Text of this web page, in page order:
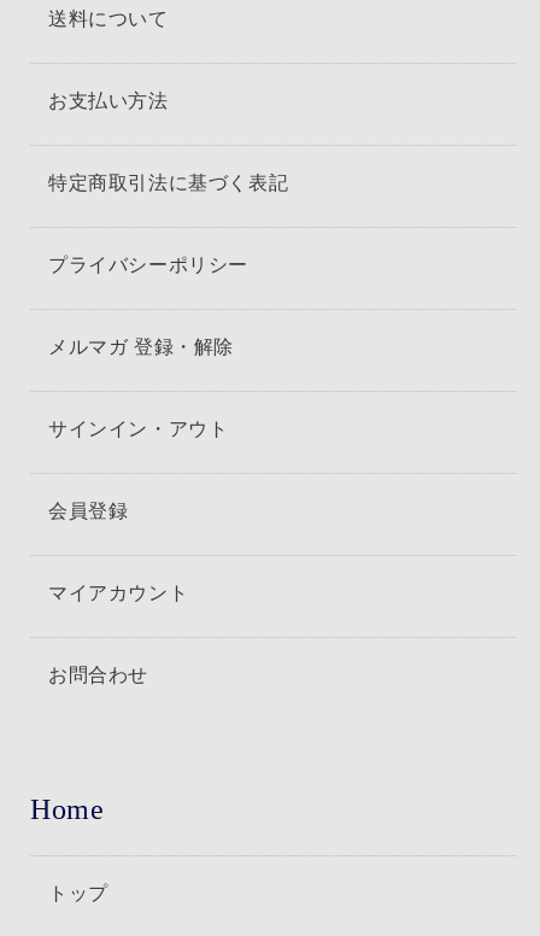
送料について
お支払い方法
特定商取引法に基づく表記
プライバシーポリシー
メルマガ 登録・解除
サインイン・アウト
会員登録
マイアカウント
お問合わせ
Home
トップ